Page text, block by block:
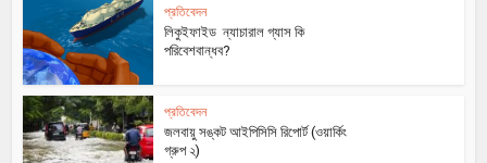
প্রতিবেদন
লিকুইফাইড ন্যাচারাল গ্যাস কি
পরিবেশবান্ধব?
প্রতিবেদন
জলবায়ু সঙ্কট আইপিসিসি রিপোর্ট (ওয়ার্কিং
গ্রুপ ২)